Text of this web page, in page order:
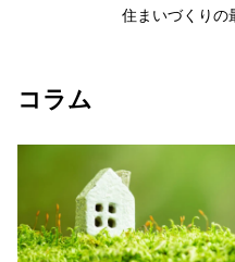
住まいづくりの
コラム